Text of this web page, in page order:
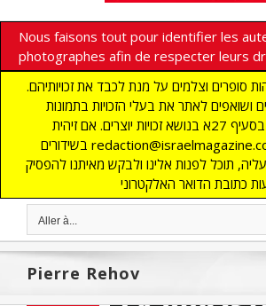
Nous faisons tout pour identifier les
photographes afin de respecter leurs
סופרים וצלמים על מנת לכבד את זכויותיהם.
ושואפים לאתר את בעלי הזכויות בתמונות
המגיעות אלינו כנדרש בסעיף 27א בנושא זכויות יוצרים. אם זיהית
בשידורים redaction@israelmagazine.co.il שלנו תמונה שאתה
עליה, תוכל לפנות אלינו ולבקש מאיתנו להפסיק
כתובת הדואר האלקטרוני
Aller à...
Pierre Rehov